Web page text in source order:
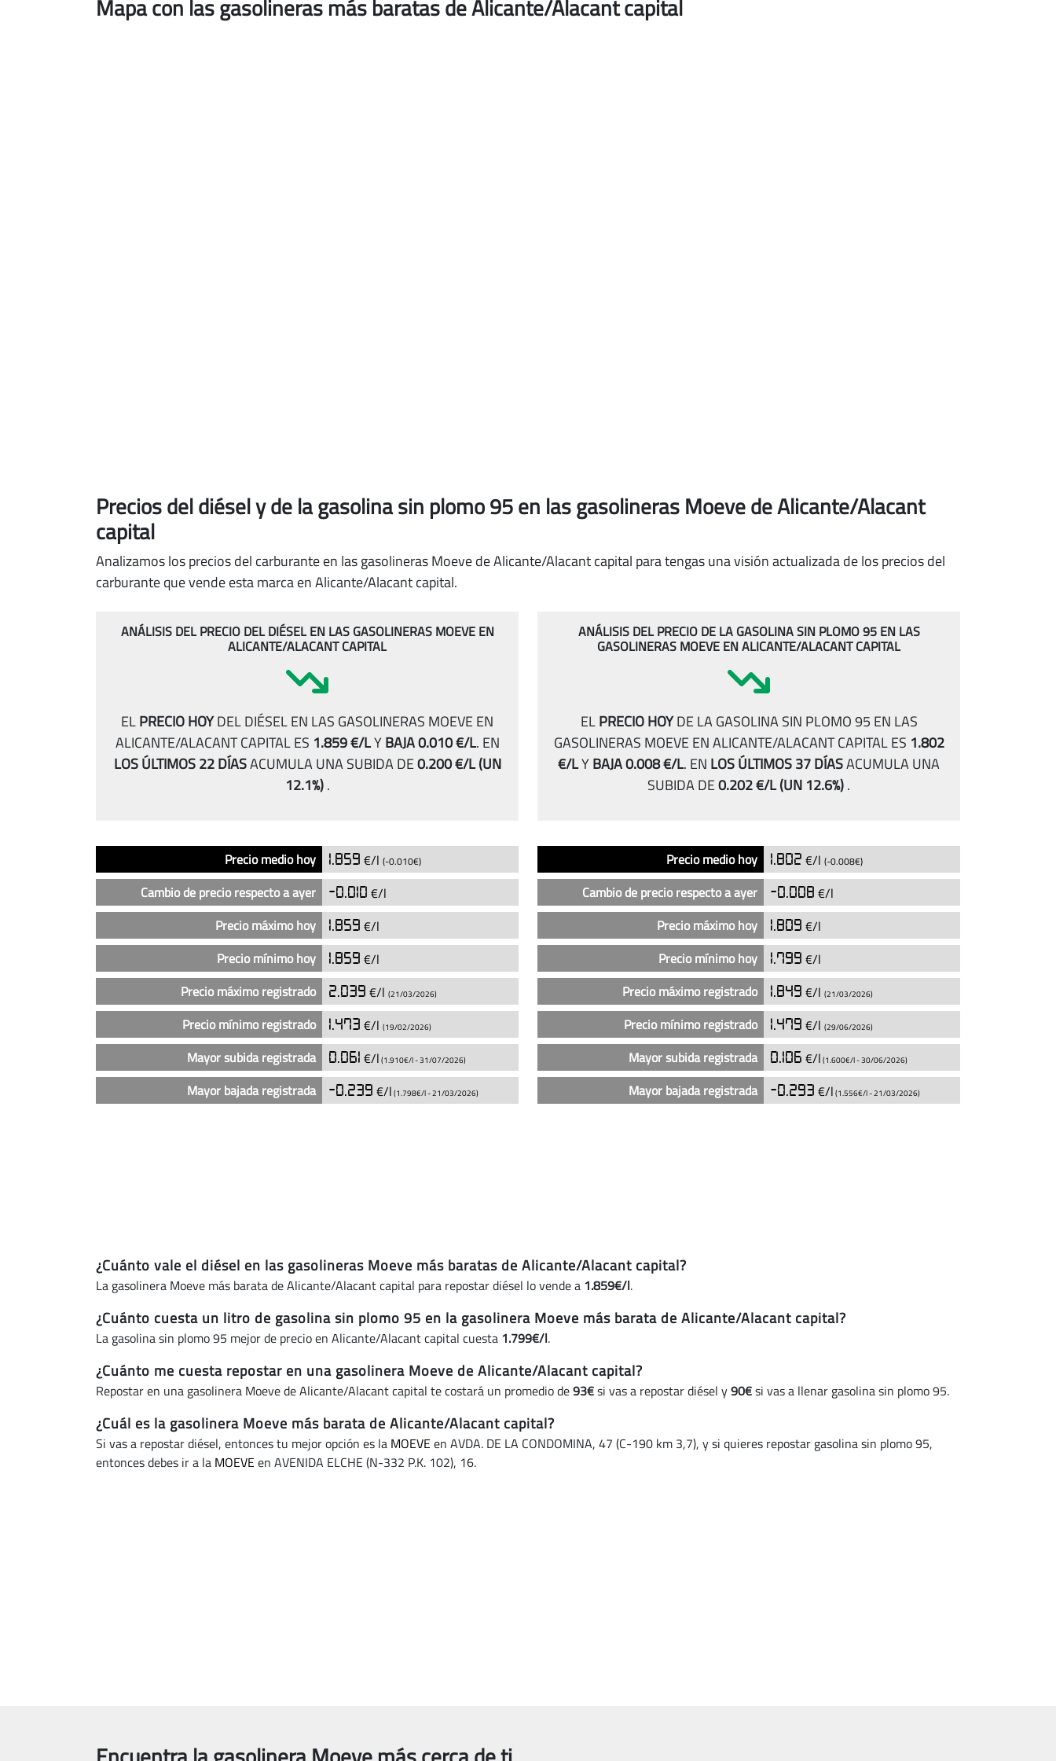
Mapa con las gasolineras más baratas de Alicante/Alacant capital
Precios del diésely de la gasolina sin plomo 95en las gasolineras Moeve de Alicante/Alacant
capital
Analizamos los precios del carburante en las gasolineras Moeve de Alicante/Alacant capital para tengas una visión actualizada de los precios del
carburante que vende esta marca en Alicante/Alacant capital.
ANÁLISIS DEL PRECIO DEL DIÉSEL EN LAS GASOLINERAS MOEVE EN
ALICANTE/ALACANT CAPITAL
ELPRECIO HOYDEL DIÉSEL EN LAS GASOLINERAS MOEVE EN
ALICANTE/ALACANT CAPITAL ES 1.859 €/LYBAJA 0.010 €/L. EN
LOS ÚLTIMOS 22 DÍASACUMULA UNA SUBIDA DE0.200 €/L(UN
12.1%).
Análisis
del
en
gasolineras
Alicante/Alacant
(actualizado
Precio medio hoy 1.859 €/l (-0.010€)
Cambio de precio respecto a ayer -0.010 €/l
Precio máximo hoy
1.859 €/l
Precio mínimo hoy
1.859 €/l
Precio máximo registrado
2.039 €/l (21/03/2026)
Precio mínimo registrado 1.473 €/l (19/02/2026)
Mayor subida registrada 0.061 €/l (1.910€/l -31/07/2026)
Mayor bajada registrada -0.239 €/l (1.798€/l -21/03/2026)
ANÁLISIS DEL PRECIO DE LA GASOLINA SIN PLOMO 95 EN LAS
GASOLINERAS MOEVE EN ALICANTE/ALACANT CAPITAL
ELPRECIO HOYDE LA GASOLINA SIN PLOMO 95 EN LAS
GASOLINERAS MOEVE EN ALICANTE/ALACANT CAPITAL ES 1.802
€/LYBAJA 0.008 €/L. EN LOS ÚLTIMOS 37 DÍASACUMULA UNA
SUBIDA DE0.202 €/L(UN 12.6%).
Análisis
de
gasolina
plomo
las
Moeve
Precio medio hoy 1.802 €/l (-0.008€)
Cambio de precio respecto a ayer -0.008 €/l
Precio máximo hoy
1.809 €/l
Precio mínimo hoy
1.799 €/l
Precio máximo registrado
1.849 €/l (21/03/2026)
Precio mínimo registrado 1.479 €/l (29/06/2026)
Mayor subida registrada 0.106 €/l (1.600€/l -30/06/2026)
Mayor bajada registrada -0.293 €/l (1.556€/l -21/03/2026)
¿Cuánto vale el diésel en las gasolineras Moeve más baratas de Alicante/Alacant capital?
La gasolinera Moeve más barata de Alicante/Alacant capital para repostar diésel lo vende a 1.859€/l.
¿Cuánto cuesta un litro de gasolina sin plomo 95 en la gasolinera Moeve más barata de Alicante/Alacant capital?
La gasolina sin plomo 95 mejor de precio en Alicante/Alacant capital cuesta 1.799€/l.
¿Cuánto me cuesta repostar en una gasolinera Moeve de Alicante/Alacant capital?
Repostar en una gasolinera Moeve de Alicante/Alacant capital te costará un promedio de93€si vas a repostar diésel y90€si vas a llenar gasolina sin plomo 95.
¿Cuál es la gasolinera Moeve más barata de Alicante/Alacant capital?
Si vas a repostar diésel, entonces tu mejor opción es la MOEVEen AVDA. DE LA CONDOMINA, 47 (C-190 km 3,7), y si quieres repostar gasolina sin plomo 95,
entonces debes ir a la MOEVEen AVENIDA ELCHE (N-332 P.K. 102), 16.